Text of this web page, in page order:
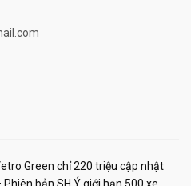
Green chỉ 220 triệu cập nhật
bản SH Ý giới hạn 500 xe